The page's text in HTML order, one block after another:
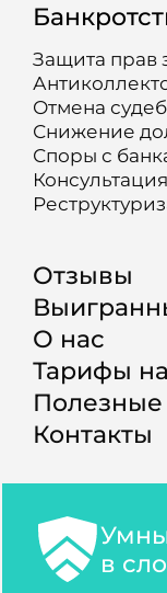
Защита прав
Отмена
Снижение
Споры с
Отзывы
О нас
Тарифы
Полезные
Контакты
в